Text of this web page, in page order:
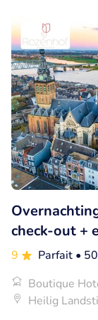
check-out +
9 Parfait •
Boutique
Heilig